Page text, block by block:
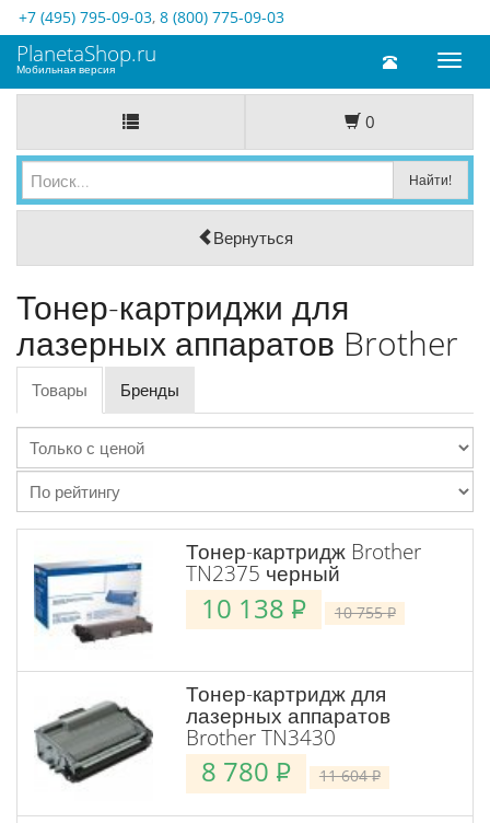
+7 (495) 795-09-03, 8 (800) 775-09-03
Toggle
PlanetaShop.ru
Мобильная версия
0
Вернуться
Тонер-картриджи для
лазерных аппаратов Brother
Товары Бренды
Тонер-картридж Brother
TN2375 черный
10 138 P 10 755P
Тонер-картридж для
лазерных аппаратов
Brother TN3430
8 780 P 11 604P